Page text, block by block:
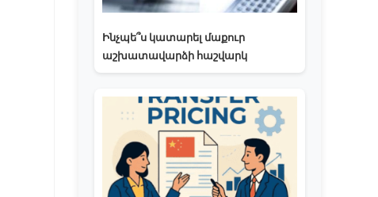
Ինչպե՞ս կատարել մաքուր
աշխատավարձի հաշվարկ